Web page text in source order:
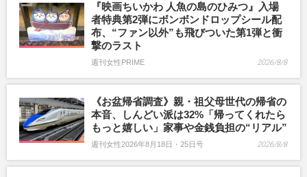
『映画ちいかわ 人魚の島のひみつ』入場
者特典第2弾にボンボンドロップシール配
布、“ファン以外”も飛びついた第1弾と衝
撃のラスト
週刊女性PRIME 2026/8/8
《お盆帰省調査》親・祖父母世代の帰省の
本音、しんどい派は32%「帰ってくれたら
もっと嬉しい」家事や金銭負担の“リアル”
週刊女性2026年8月18日・25日号 2026/8/8